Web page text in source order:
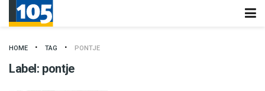
HOME TAG PONTJE
Label: pontje